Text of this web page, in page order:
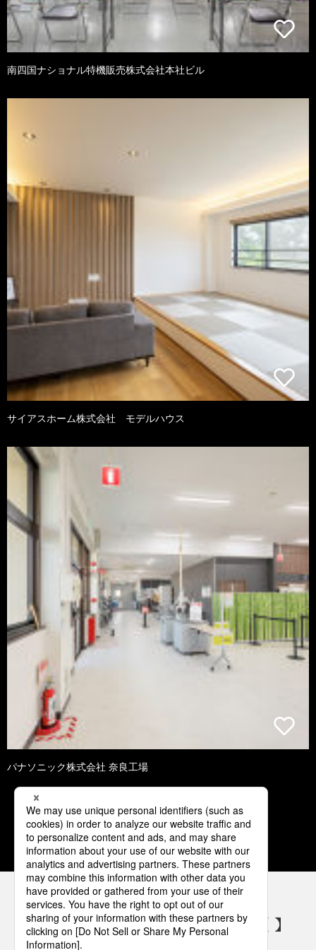
南四国ナショナル特機販売株式会社本社ビル
サイアスホーム株式会社 モデルハウス
パナソニック株式会社 奈良工場
1 2 3 4 5
パナソニックの電気設備 SNSアカウント